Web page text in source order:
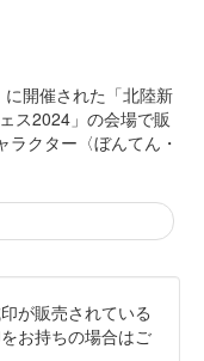
開催された「北陸新
ス2024」の会場で販
クター〈ぼんてん・
が販売されている
お持ちの場合はご